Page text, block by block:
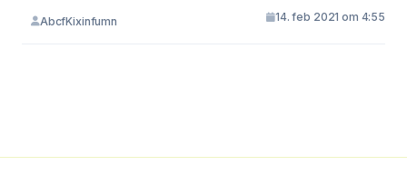
AbcfKixinfumn 14. feb 2021 om 4:55